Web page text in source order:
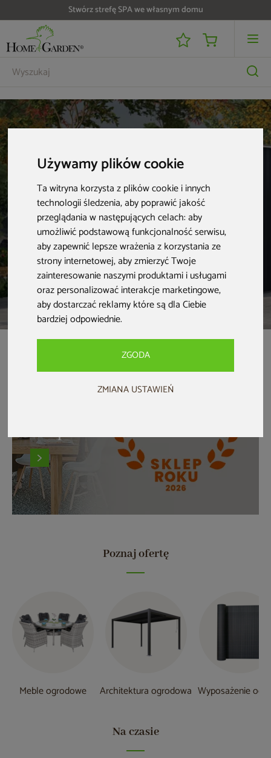
Używamy plików cookie
Ta witryna korzysta z plików cookie i innych
technologii śledzenia, aby poprawić jakość
przeglądania w następujących celach:aby
umożliwić podstawową funkcjonalność serwisu,
aby zapewnić lepsze wrażenia z korzystania ze
strony internetowej,aby zmierzyć Twoje
zainteresowanie naszymi produktami i usługami
oraz personalizować interakcje marketingowe,
aby dostarczać reklamy które są dla Ciebie
bardziej odpowiednie.
ZGODA
ZMIANA USTAWIEŃ
Stwórz strefę SPA we własnym domu
Do 25 000 zł zwrotu na kartę i raty RRSO 0%
Sklep stacjonarny
Odwiedź
największy
salon SPA
SPRAWDŹ
Sklep roku 2026
Poznaj ofertę
Meble ogrodowe Architektura ogrodowa Wyposażenie
Na czasie